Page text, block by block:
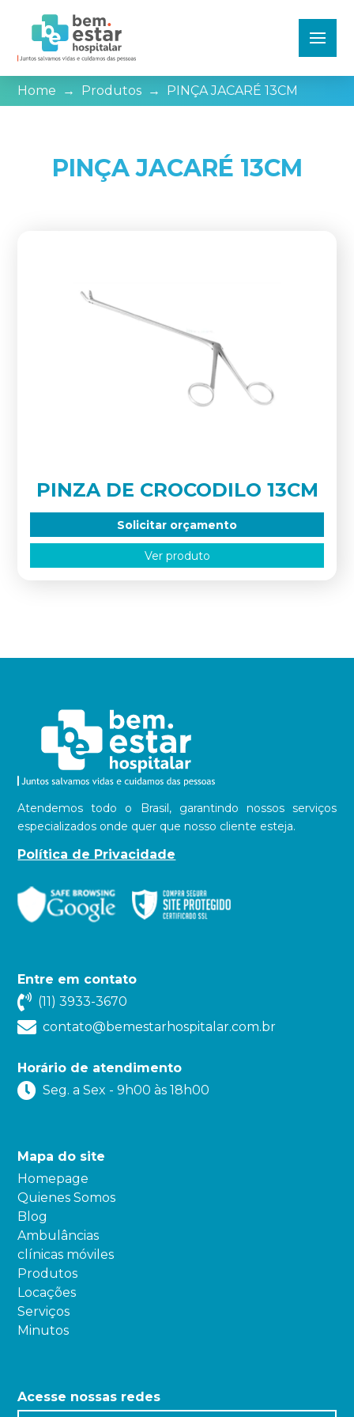
Home → Produtos → PINÇA JACARÉ 13CM
PINÇA JACARÉ 13CM
PINZA DE CROCODILO 13CM
Solicitar orçamento
Ver produto
Atendemos todo o Brasil, garantindo nossos serviços
especializados onde quer que nosso cliente esteja.
Política de Privacidade
Entre em contato
(11) 3933-3670
contato@bemestarhospitalar.com.br
Horário de atendimento
Seg. a Sex - 9h00 às 18h00
Mapa do site
Homepage
Quienes Somos
Blog
Ambulâncias
clínicas móviles
Produtos
Locações
Serviços
Minutos
Acesse nossas redes